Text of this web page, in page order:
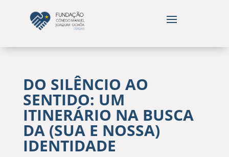
DO SILÊNCIO AO
SENTIDO: UM
ITINERÁRIO NA BUSCA
DA (SUA E NOSSA)
IDENTIDADE